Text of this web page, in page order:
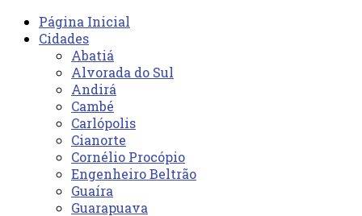
Página Inicial
Cidades
Abatiá
Alvorada do Sul
Andirá
Cambé
Carlópolis
Cianorte
Cornélio Procópio
Engenheiro Beltrão
Guaíra
Guarapuava